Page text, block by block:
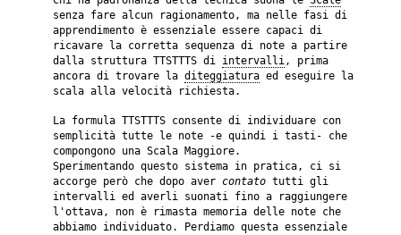
senza fare alcun ragionamento, ma nelle fasi di
apprendimento è essenziale essere capaci di
ricavare la corretta sequenza di note a partire
dalla struttura TTSTTTS di intervalli, prima
ancora di trovare la diteggiatura ed eseguire la
scala alla velocità richiesta.
La formula TTSTTTS consente di individuare con
semplicità tutte le note -e quindi i tasti- che
compongono una Scala Maggiore.
Sperimentando questo sistema in pratica, ci si
accorge però che dopo aver contato tutti gli
intervalli ed averli suonati fino a raggiungere
l'ottava, non è rimasta memoria delle note che
abbiamo individuato. Perdiamo questa essenziale